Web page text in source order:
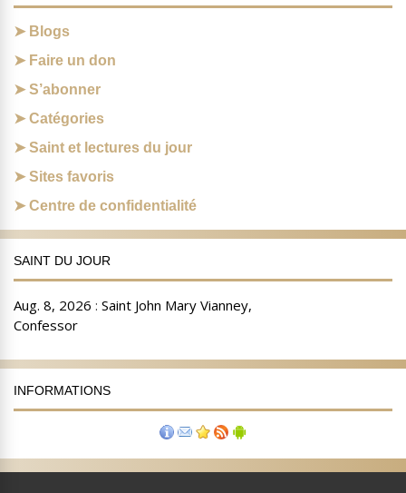
Blogs
Faire un don
S’abonner
Catégories
Saint et lectures du jour
Sites favoris
Centre de confidentialité
SAINT DU JOUR
INFORMATIONS